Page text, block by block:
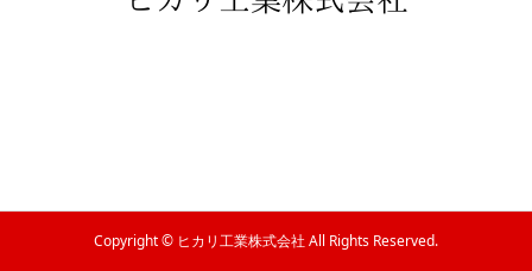
Copyright © ヒカリ工業株式会社 All Rights Reserved.